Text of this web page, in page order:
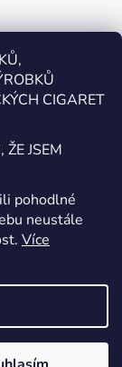
CIGARET
JSEM
pohodlné
neustále
Více
informace o
ochrany